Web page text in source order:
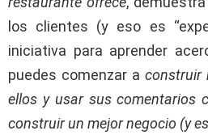
los clientes (y eso es
iniciativa para aprender
puedes comenzar a construir
ellos y usar sus comentarios
construir un mejor negocio (y